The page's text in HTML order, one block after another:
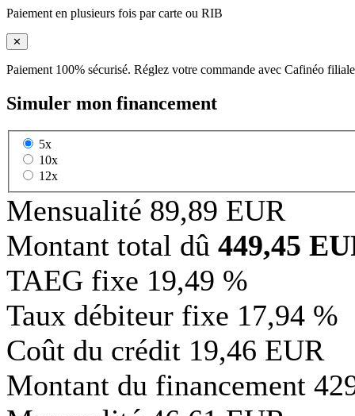
Paiement en plusieurs fois par carte ou RIB
✕
Paiement 100% sécurisé. Réglez votre commande avec Cafinéo
Simuler mon financement
5x
10x
12x
Mensualité 89,89 EUR
Montant total dû 449,45
TAEG fixe 19,49 %
Taux débiteur fixe 17,94 %
Coût du crédit 19,46 EUR
Montant du financement